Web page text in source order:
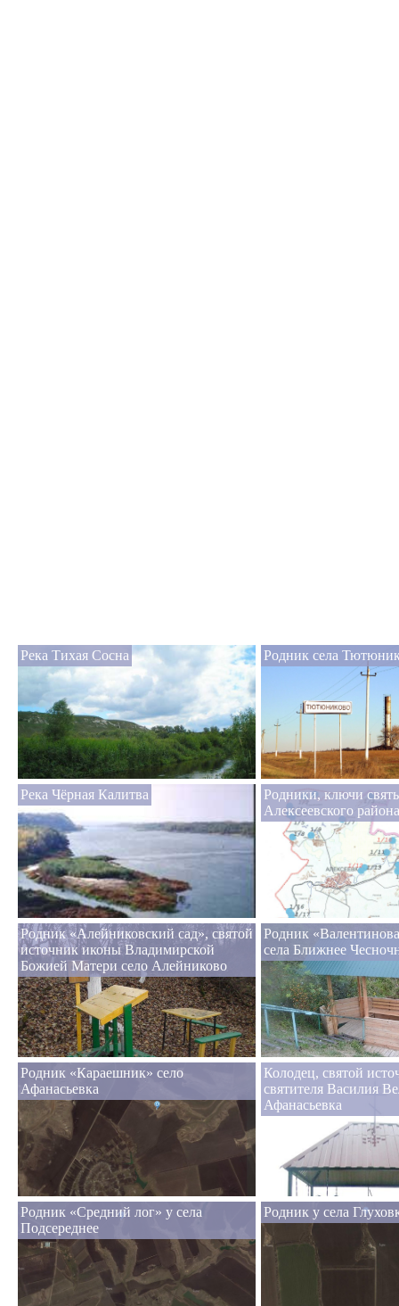
Река Тихая Сосна Родник села
Река Чёрная Калитва
Родники, ключи
Алексеевского района
Родник «Алейниковский сад», святой
источник иконы Владимирской
Божией Матери село Алейниково
Родник
села Ближнее
Родник «Караешник» село
Афанасьевка
Колодец, святой
святителя Василия
Афанасьевка
Родник «Средний лог» у села
Подсереднее
Родник у села